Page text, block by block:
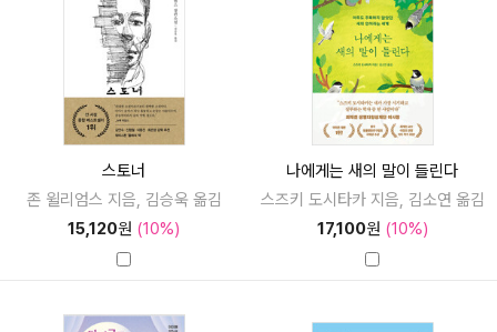
스토너
존 윌리엄스 지음, 김승욱 옮김
15,120원 (10%)
나에게는 새의 말이 들린다
스즈키 도시타카 지음, 김소연 옮김
17,100원 (10%)